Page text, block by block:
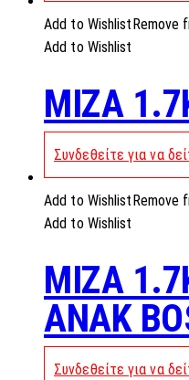
Add to WishlistRemove
Add to Wishlist
MIZA
Συνδεθείτε για να
Add to WishlistRemove
Add to Wishlist
MIZA
ANAK
Συνδεθείτε για να